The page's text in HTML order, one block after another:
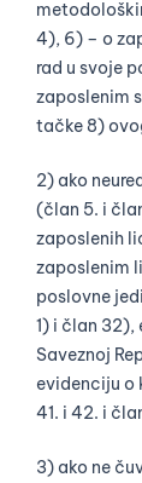
4), 6) – o
rad u svoje
zaposlenim
tačke 8)
2) ako
(član 5. i
zaposlenih
zaposlenim
poslovne
1) i član 32),
Saveznoj
evidenciju o
41. i 42. i
3) ako ne